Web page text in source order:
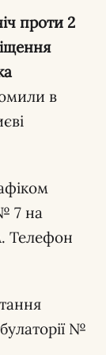
проти 2
в
7 на
Телефон
№